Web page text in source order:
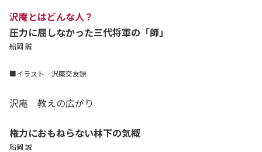
沢庵とはどんな人？
圧力に屈しなかった三代将軍の「師」
船岡 誠
■イラスト 沢庵交友録
沢庵 教えの広がり
権力におもねらない林下の気概
船岡 誠